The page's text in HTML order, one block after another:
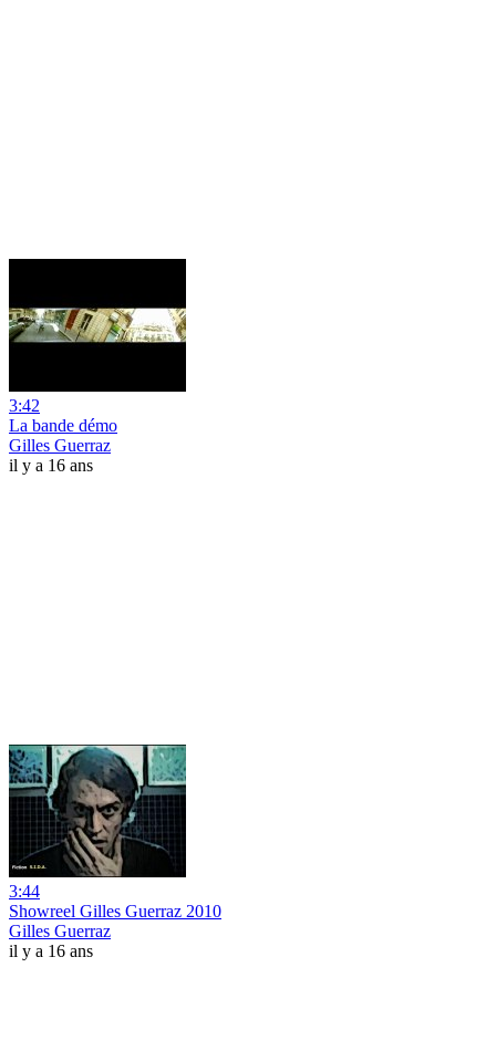
3:42
La bande démo
Gilles Guerraz
il y a 16 ans
3:44
Showreel Gilles Guerraz 2010
Gilles Guerraz
il y a 16 ans